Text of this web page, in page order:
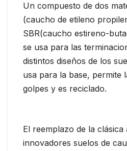
Un compuesto de dos
(caucho de etileno
SBR(caucho estireno-
se usa para las
distintos diseños de los
usa para la base, permite
golpes y es reciclado.
El reemplazo de la
innovadores suelos de